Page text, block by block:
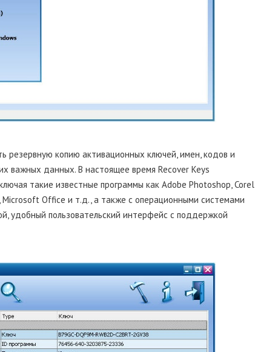
резервную копию активационных ключей, имен, кодов и
важных данных. В настоящее время Recover Keys
такие известные программы как Adobe Photoshop, Corel
Office и т.д., а также с операционными системами
удобный пользовательский интерфейс с поддержкой